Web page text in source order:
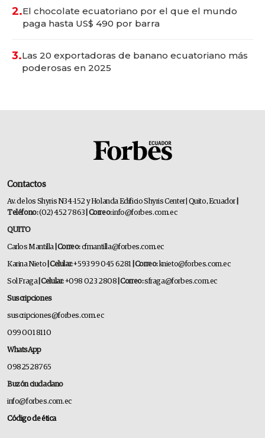
2.El chocolate ecuatoriano por el que el mundo
paga hasta US$ 490 por barra
3.Las 20 exportadoras de banano ecuatoriano más
poderosas en 2025
Contactos
Av. de los Shyris N34-152 y Holanda Edificio Shyris Center | Quito, Ecuador
Teléfono:(02) 452 7863 | Correo:info@forbes.com.ec
QUITO
Carlos Mantilla | Correo:cfmantilla@forbes.com.ec
Karina Nieto | Celular:+593 99 045 6281 | Correo:knieto@forbes.com.ec
Sol Fraga| Celular:+098 023 2808 | Correo:sfraga@forbes.com.ec
Suscripciones
suscripciones@forbes.com.ec
099 001 8110
WhatsApp
0982528765
Buzón ciudadano
info@forbes.com.ec
Código de ética